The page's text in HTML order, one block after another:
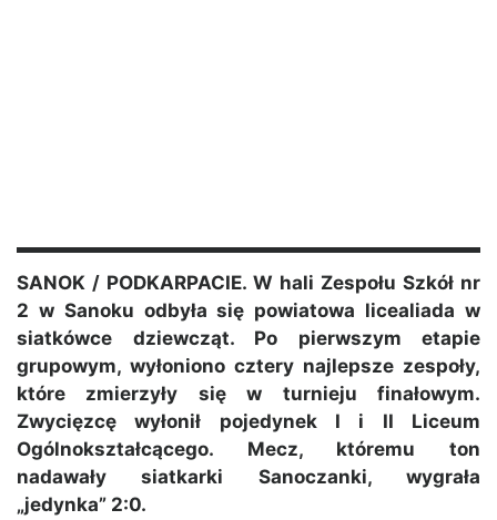
SANOK / PODKARPACIE. W hali Zespołu Szkół nr
2 w Sanoku odbyła się powiatowa licealiada w
siatkówce dziewcząt. Po pierwszym etapie
grupowym, wyłoniono cztery najlepsze zespoły,
które zmierzyły się w turnieju finałowym.
Zwycięzcę wyłonił pojedynek I i II Liceum
Ogólnokształcącego. Mecz, któremu ton
nadawały siatkarki Sanoczanki, wygrała
„jedynka” 2:0.